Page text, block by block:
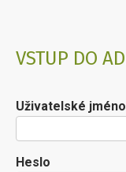
VSTUP DO
Uživatelské jméno
Heslo